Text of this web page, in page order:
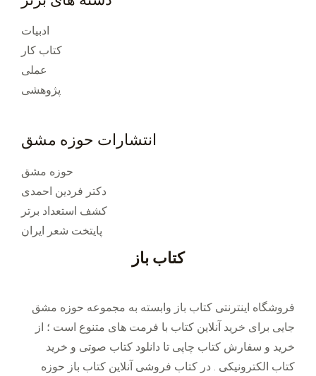
ادبیات
کتاب کار
عملی
پژوهشی
انتشارات حوزه مشق
حوزه مشق
دکتر فردین احمدی
کشف استعداد برتر
پایتخت شعر ایران
کتاب باز
فروشگاه اینترنتی کتاب باز وابسته به مجموعه حوزه مشق
جایی برای خرید ‌آنلاین کتاب با فرمت های متنوع است ؛ از
خرید و سفارش کتاب چاپی تا دانلود کتاب صوتی و خرید
کتاب الکترونیکی . در کتاب فروشی آنلاین کتاب باز حوزه